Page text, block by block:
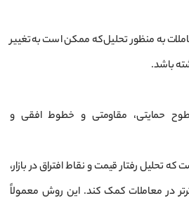
به منظور تحلیل که ممکن است به تغییر
باشد.
حمایتی، مقاومتی و خطوط افقی و
تحلیل رفتار قیمت و نقاط افتراق در بازار،
در معاملات کمک کند. این روش معمولاً